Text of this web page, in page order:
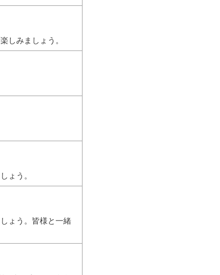
しみましょう。
ょう。
ょう。皆様と一緒